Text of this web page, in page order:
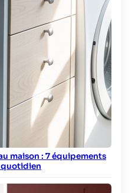
maison : 7 équipements
quotidien